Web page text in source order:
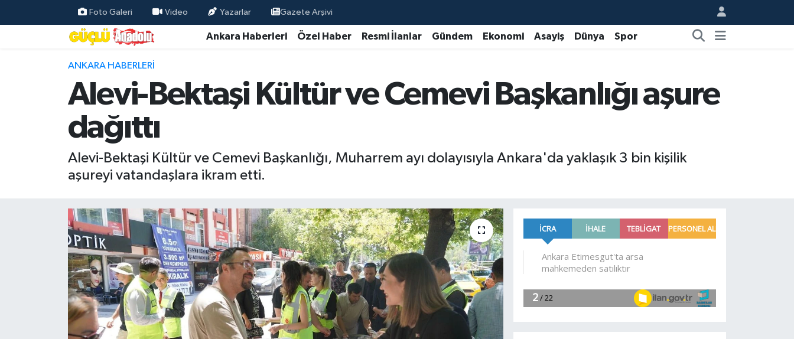
Foto Galeri Video Yazarlar Gazete Arşivi
Ankara Haberleri Özel Haber Resmi İlanlar Gündem Ekonomi Asayiş Dünya Spor
ANKARA HABERLERI
Alevi-Bektaşi Kültür ve Cemevi Başkanlığı aşure
dağıttı
Alevi-Bektaşi Kültür ve Cemevi Başkanlığı, Muharrem ayı dolayısıyla Ankara'da yaklaşık 3 bin kişilik
aşureyi vatandaşlara ikram etti.
Özel Haber
Resmi İlanlar
Ekonomi
Gündem
Magazin
Burç Yorumları